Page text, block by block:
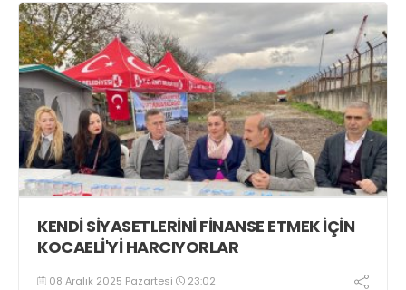
KENDİ SİYASETLERİNİ FİNANSE ETMEK İÇİN
KOCAELİ'Yİ HARCIYORLAR
08 Aralık 2025 Pazartesi 23:02